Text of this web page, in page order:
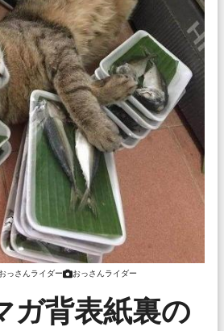
おっさんライダー おっさんライダー
ガ背表紙裏の